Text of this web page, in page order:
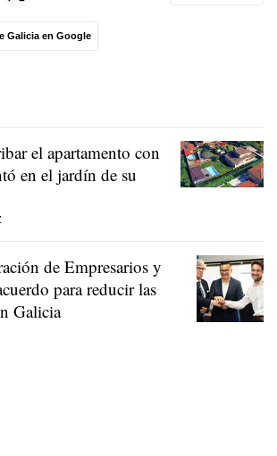
Galicia en Google
el apartamento con
en el jardín de su
de Empresarios y
para reducir las
Galicia